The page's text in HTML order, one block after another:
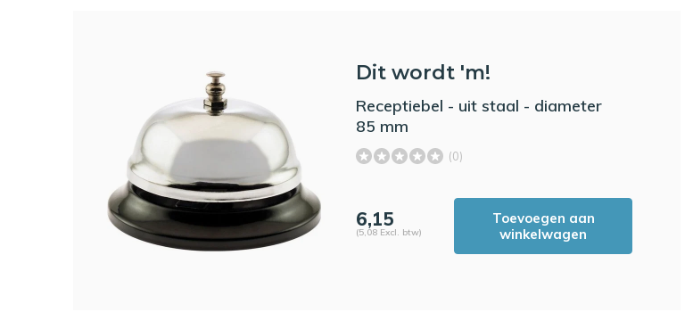
Dit wordt 'm!
Receptiebel - uit staal - diameter
85 mm
(0)
6,15
(5,08 Excl. btw)
Toevoegen aan
winkelwagen